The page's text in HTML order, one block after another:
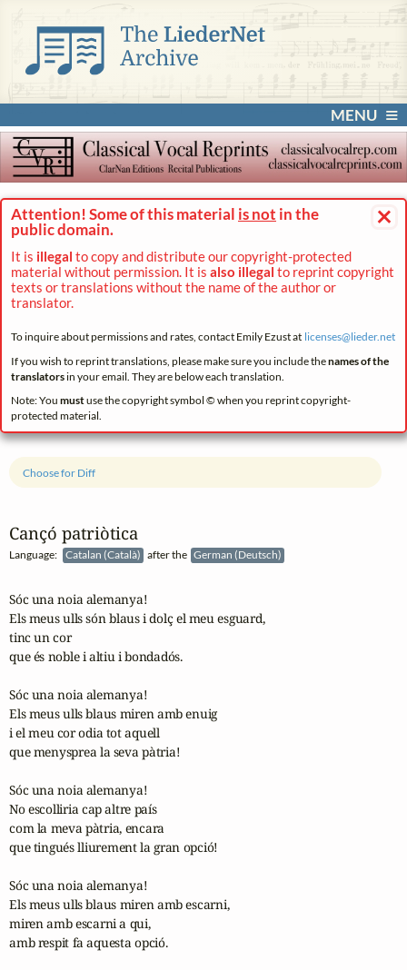
MENU
×
Attention! Some of this material is not in the
public domain.
It is illegal to copy and distribute our copyright-protected
material without permission. It is also illegal to reprint copyright
texts or translations without the name of the author or
translator.
To inquire about permissions and rates, contact Emily Ezust at licenses@lieder.net
If you wish to reprint translations, please make sure you include thenames of the
translatorsin your email. They are below each translation.
Note: You mustuse the copyright symbol © when you reprint copyright-
protected material.
Cançó patriòtica
Language: Catalan (Català) after the German (Deutsch)
Choose for Diff
Sóc una noia alemanya!
Els meus ulls són blaus i dolç el meu esguard,
tinc un cor
que és noble i altiu i bondadós.
Sóc una noia alemanya!
Els meus ulls blaus miren amb enuig
i el meu cor odia tot aquell
que menysprea la seva pàtria!
Sóc una noia alemanya!
No escolliria cap altre país
com la meva pàtria, encara
que tingués lliurement la gran opció!
Sóc una noia alemanya!
Els meus ulls blaus miren amb escarni,
miren amb escarni a qui,
amb respit fa aquesta opció.